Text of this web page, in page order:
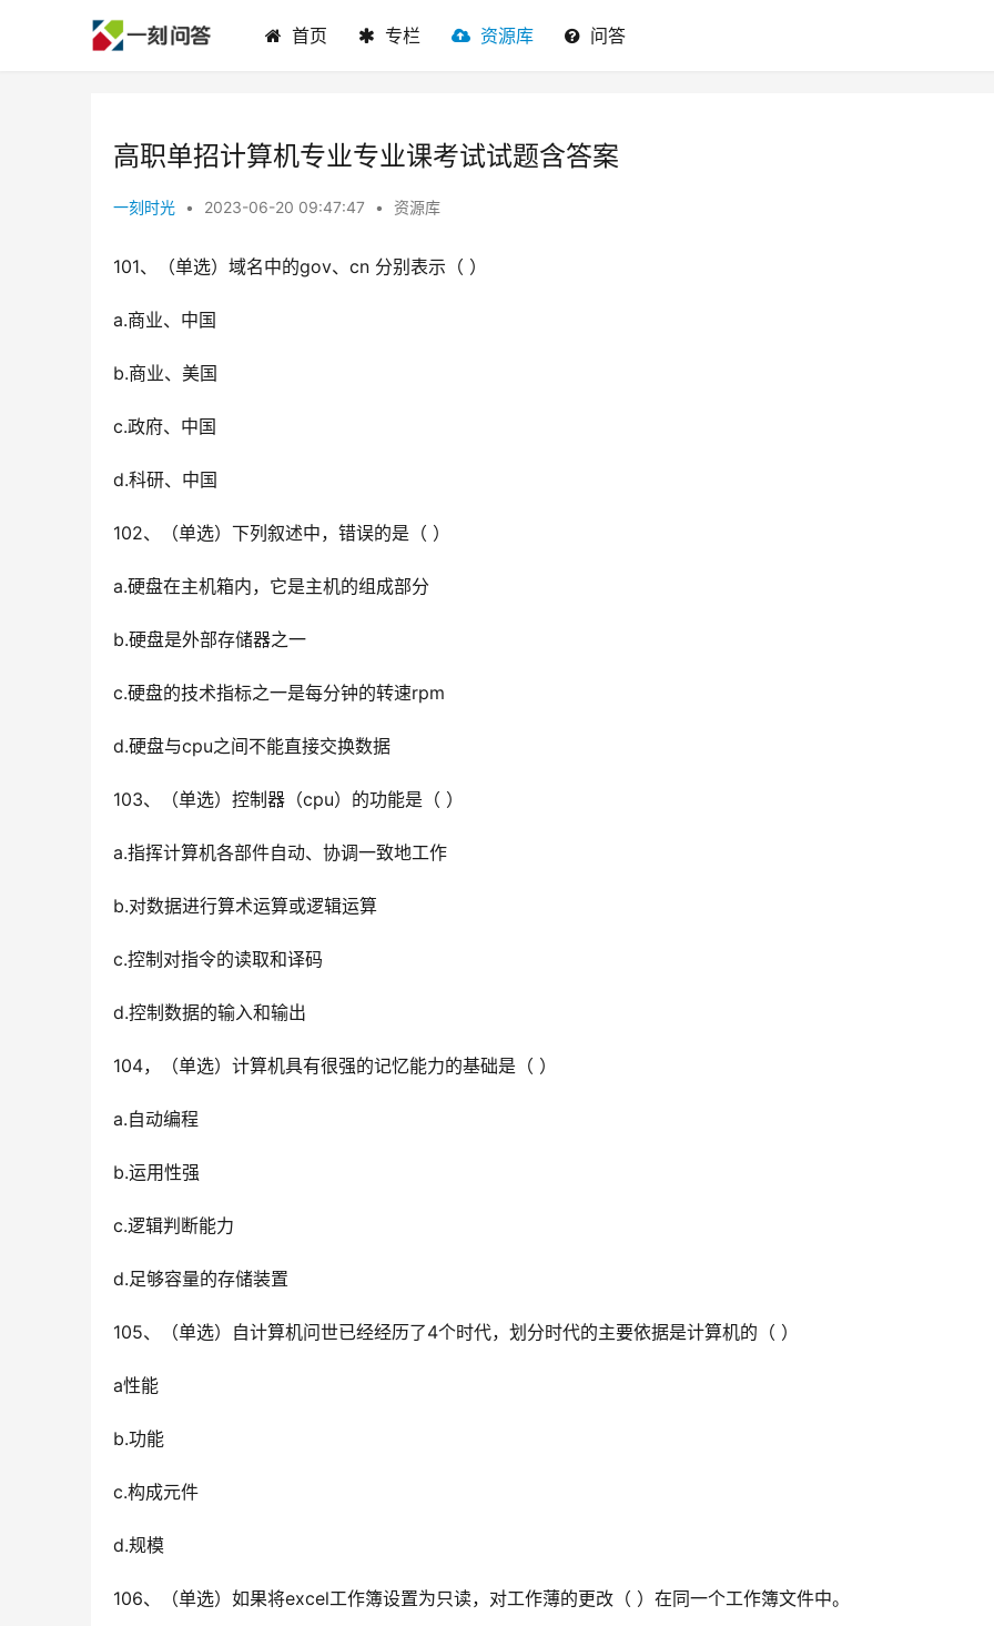
首页 专栏 资源库 问答
高职单招计算机专业专业课考试试题含答案
一刻时光 • 2023-06-20 09:47:47 • 资源库
101、（单选）域名中的gov、cn 分别表示（ ）
a.商业、中国
b.商业、美国
c.政府、中国
d.科研、中国
102、（单选）下列叙述中，错误的是（ ）
a.硬盘在主机箱内，它是主机的组成部分
b.硬盘是外部存储器之一
c.硬盘的技术指标之一是每分钟的转速rpm
d.硬盘与cpu之间不能直接交换数据
103、（单选）控制器（cpu）的功能是（ ）
a.指挥计算机各部件自动、协调一致地工作
b.对数据进行算术运算或逻辑运算
c.控制对指令的读取和译码
d.控制数据的输入和输出
104，（单选）计算机具有很强的记忆能力的基础是（ ）
a.自动编程
b.运用性强
c.逻辑判断能力
d.足够容量的存储装置
105、（单选）自计算机问世已经经历了4个时代，划分时代的主要依据是计算机的（ ）
a性能
b.功能
c.构成元件
d.规模
106、（单选）如果将excel工作簿设置为只读，对工作薄的更改（ ）在同一个工作簿文件中。